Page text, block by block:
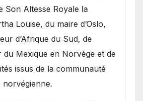
Son Altesse Royale la
Louise, du maire d’Oslo,
d’Afrique du Sud, de
du Mexique en Norvège et de
issus de la communauté